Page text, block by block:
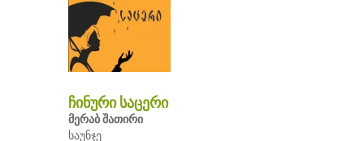
ჩინური საცერი
მერაბ შათირი
საუნჯე